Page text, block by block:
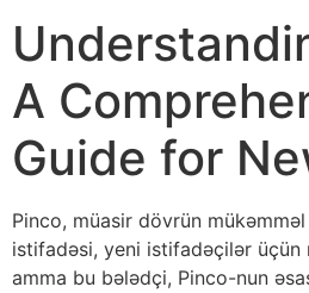
A
Guide for
Pinco, müasir dövrün mükəmməl
istifadəsi, yeni istifadəçilər üçün
amma bu bələdçi, Pinco-nun